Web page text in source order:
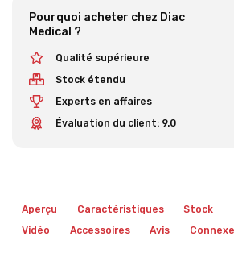
Pourquoi acheter chez Diac
Medical ?
Qualité supérieure
Stock étendu
Experts en affaires
Évaluation du client: 9.0
Aperçu Caractéristiques Stock
Vidéo
Accessoires Avis